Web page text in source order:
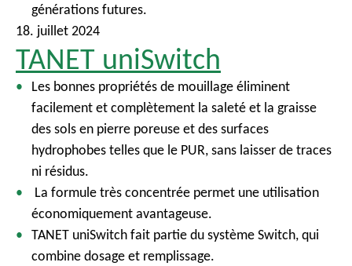
générations futures.
18. juillet 2024
TANET uniSwitch
Les bonnes propriétés de mouillage éliminent
facilement et complètement la saleté et la graisse
des sols en pierre poreuse et des surfaces
hydrophobes telles que le PUR, sans laisser de traces
ni résidus.
La formule très concentrée permet une utilisation
économiquement avantageuse.
TANET uniSwitch fait partie du système Switch, qui
combine dosage et remplissage.